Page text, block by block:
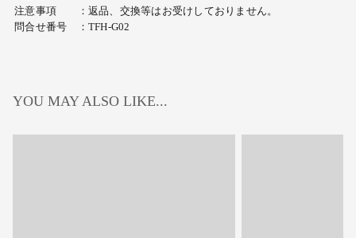
注意事項 ：返品、交換等はお受けしておりません。
問合せ番号 ：TFH-G02
YOU MAY ALSO LIKE...